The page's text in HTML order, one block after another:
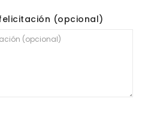
(opcional)